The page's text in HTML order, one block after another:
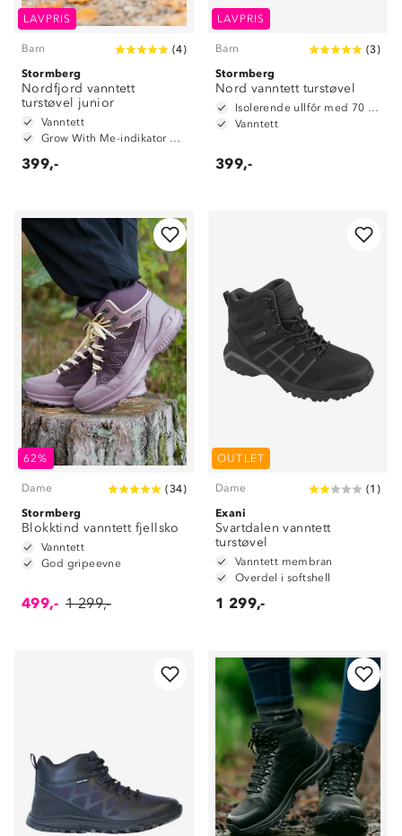
LAVPRIS
Barn (4)
Stormberg
Nordfjord vanntett
turstøvel junior
Vanntett
Grow With Me-indikator på innersåle
399,-
LAVPRIS
Barn (3)
Stormberg
Nord vanntett turstøvel
Isolerende ullfôr med 70 % ull
Vanntett
399,-
62%
Dame (34)
Stormberg
Blokktind vanntett fjellsko
Vanntett
God gripeevne
499,- 1 299,-
OUTLET
Dame (1 )
Exani
Svartdalen vanntett
turstøvel
Vanntett membran
Overdel i softshell
1 299,-